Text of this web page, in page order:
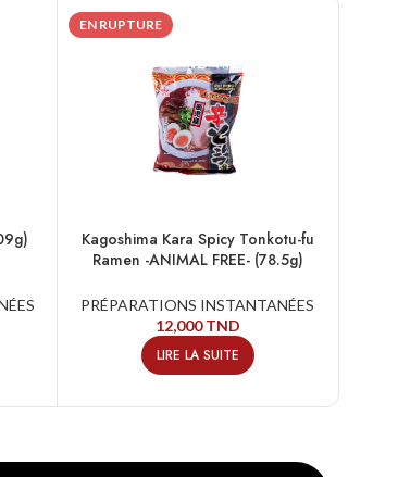
EN RUPTURE
Kagoshima Kara Spicy Tonkotu-fu
Ramen -ANIMAL FREE- (78.5g)
PRÉPARATIONS INSTANTANÉES
12,000TND
LIRE LA SUITE